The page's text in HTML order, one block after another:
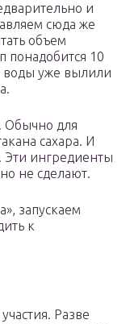
и
сюда же
объем
понадобится 10
воды уже вылили
Обычно для
сахара. И
ингредиенты
не сделают.
запускаем
к
Разве